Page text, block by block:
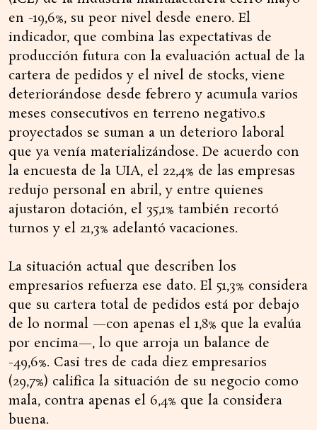
en -19,6%, su peor nivel desde enero. El
indicador, que combina las expectativas de
producción futura con la evaluación actual de la
cartera de pedidos y el nivel de stocks, viene
deteriorándose desde febrero y acumula varios
meses consecutivos en terreno negativo.s
proyectados se suman a un deterioro laboral
que ya venía materializándose. De acuerdo con
la encuesta de la UIA, el 22,4% de las empresas
redujo personal en abril, y entre quienes
ajustaron dotación, el 35,1% también recortó
turnos y el 21,3% adelantó vacaciones.
La situación actual que describen los
empresarios refuerza ese dato. El 51,3% considera
que su cartera total de pedidos está por debajo
de lo normal —con apenas el 1,8% que la evalúa
por encima—, lo que arroja un balance de
-49,6%. Casi tres de cada diez empresarios
(29,7%) califica la situación de su negocio como
mala, contra apenas el 6,4% que la considera
buena.